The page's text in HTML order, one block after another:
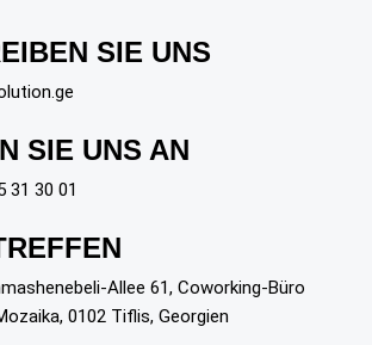
SIE UNS
SIE UNS AN
31 30 01
Allee 61, Coworking-Büro
0102 Tiflis, Georgien